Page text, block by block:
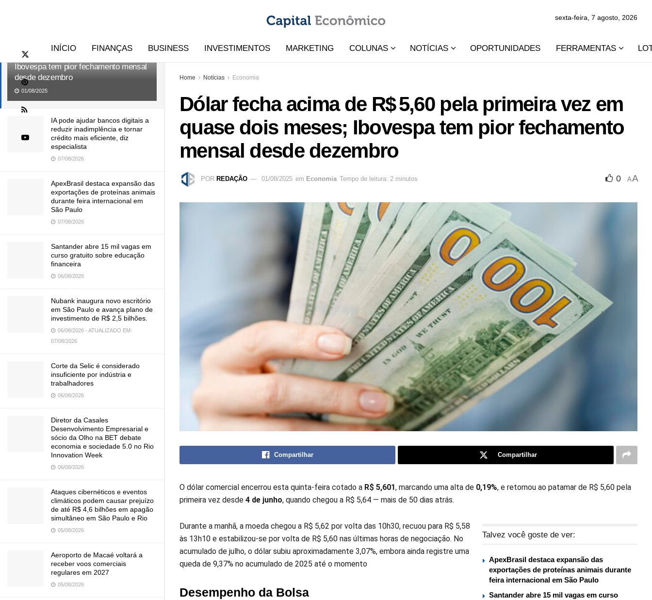
Dólar fecha acima de R$ 5,60 pela
primeira vez em quase dois meses;
Ibovespa tem pior fechamento mensal
desde dezembro
01/08/2025
IA pode ajudar bancos digitais a
reduzir inadimplência e tornar
crédito mais eficiente, diz
especialista
07/08/2026
ApexBrasil destaca expansão das
exportações de proteínas animais
durante feira internacional em
São Paulo
07/08/2026
Santander abre 15 mil vagas em
curso gratuito sobre educação
financeira
06/08/2026
Nubank inaugura novo escritório
em São Paulo e avança plano de
investimento de R$ 2,5 bilhões.
06/08/2026 - ATUALIZADO EM:
07/08/2026
Corte da Selic é considerado
insuficiente por indústria e
trabalhadores
06/08/2026
Diretor da Casales
Desenvolvimento Empresarial e
sócio da Olho na BET debate
economia e sociedade 5.0 no Rio
Innovation Week
06/08/2026
Ataques cibernéticos e eventos
climáticos podem causar prejuízo
de até R$ 4,6 bilhões em apagão
simultâneo em São Paulo e Rio
05/08/2026
Aeroporto de Macaé voltará a
receber voos comerciais
regulares em 2027
05/08/2026
sexta-feira, 7 agosto, 2026
INÍCIO FINANÇAS BUSINESS INVESTIMENTOS MARKETING COLUNAS NOTÍCIAS OPORTUNIDADES FERRAMENTAS
Home Notícias Economia
Dólar fecha acima de R$ 5,60 pela primeira vez em
quase dois meses; Ibovespa tem pior fechamento
mensal desde dezembro
POR REDAÇÃO 01/08/2025 em Economia Tempo de leitura: 2 minutos 0 AA
Compartilhar Compartilhar
O dólar comercial encerrou esta quinta-feira cotado a R$ 5,601, marcando uma alta de 0,19%, e retornou ao patamar de R$ 5,60 pela
primeira vez desde 4 de junho, quando chegou a R$ 5,64 — mais de 50 dias atrás.
Talvez você goste de ver:
ApexBrasil destaca expansão das
exportações de proteínas animais durante
feira internacional em São Paulo
Santander abre 15 mil vagas em curso
Durante a manhã, a moeda chegou a R$ 5,62 por volta das 10h30, recuou para R$ 5,58
às 13h10 e estabilizou-se por volta de R$ 5,60 nas últimas horas de negociação. No
acumulado de julho, o dólar subiu aproximadamente 3,07%, embora ainda registre uma
queda de 9,37% no acumulado de 2025 até o momento
Desempenho da Bolsa